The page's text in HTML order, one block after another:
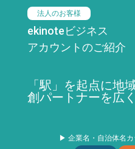
法人のお客様
ekinoteビジネス
アカウントのご紹介
「駅」を起点に地
創パートナーを広
▶ 企業名・自治体名